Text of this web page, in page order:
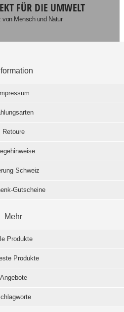
FÜR DIE UMWELT
von Mensch und Natur
Impressum
Retoure
Schweiz
Gutscheine
Mehr
Produkte
Produkte
Angebote